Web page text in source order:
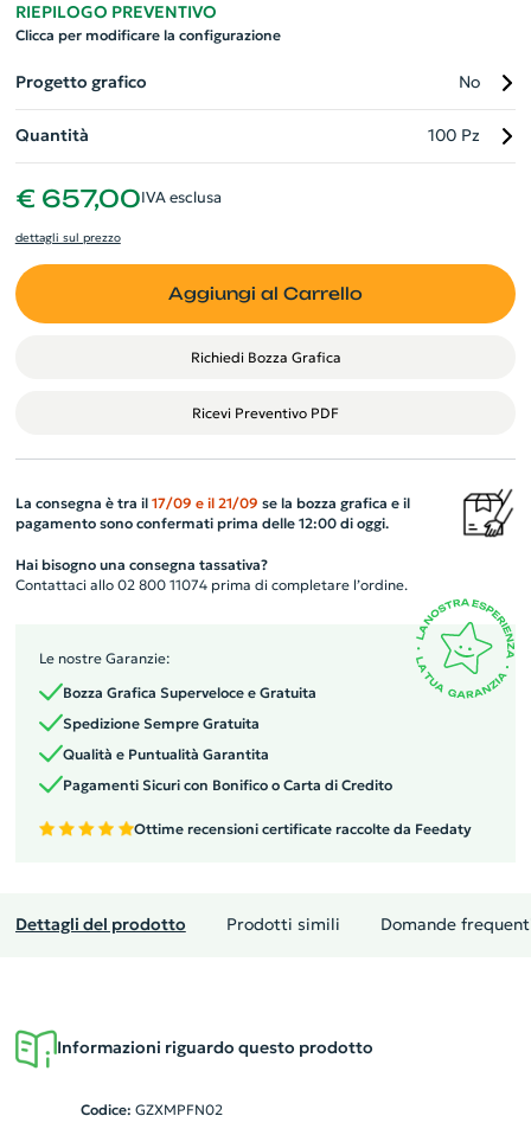
esprimere il tuo brand. La grafica a colori stampata su un lato
per ricevere il template per la grafica o per richiedere un
progetto grafico personalizzato. Perfetto per eventi, fiere e
promozioni aziendali!
RIEPILOGO PREVENTIVO
Clicca per modificare la configurazione
Progetto grafico No
Quantità 100 Pz
€ 657,00IVA esclusa
dettagli sul prezzo
Aggiungi al Carrello
Richiedi Bozza Grafica
Ricevi Preventivo PDF
La consegna è tra il 17/09 e il 21/09 se la bozza grafica e il
pagamento sono confermati prima delle 12:00 di oggi.
Hai bisogno una consegna tassativa?
Contattaci allo 02 800 11074 prima di completare l’ordine.
Le nostre Garanzie:
Bozza Grafica Superveloce e Gratuita
Spedizione Sempre Gratuita
Qualità e Puntualità Garantita
Pagamenti Sicuri con Bonifico o Carta di Credito
Ottime recensioni certificate raccolte da Feedaty
Dettagli del prodotto Prodotti simili Domande
Informazioni riguardo questo prodotto
Codice: GZXMPFN02